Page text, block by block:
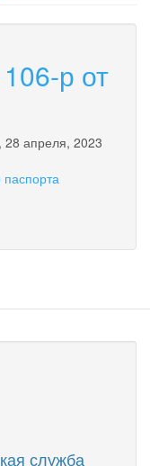
р от
28 апреля, 2023
служба